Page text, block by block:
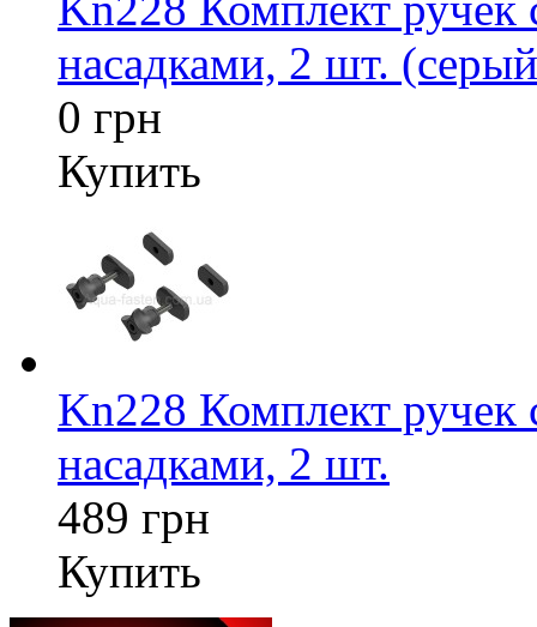
насадками, 2 шт.
0 грн
Купить
Kn228 Комплект
насадками, 2 шт.
489 грн
Купить